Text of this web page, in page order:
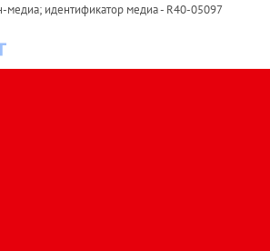
медиа; идентификатор медиа - R40-05097